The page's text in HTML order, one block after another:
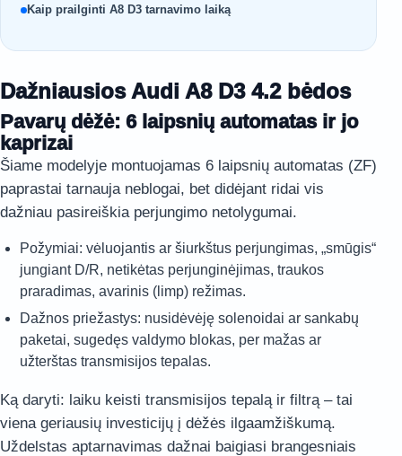
Kaip prailginti A8 D3 tarnavimo laiką
Dažniausios Audi A8 D3 4.2 bėdos
Pavarų dėžė: 6 laipsnių automatas ir jo
kaprizai
Šiame modelyje montuojamas 6 laipsnių automatas (ZF)
paprastai tarnauja neblogai, bet didėjant ridai vis
dažniau pasireiškia perjungimo netolygumai.
Požymiai: vėluojantis ar šiurkštus perjungimas, „smūgis“
jungiant D/R, netikėtas perjunginėjimas, traukos
praradimas, avarinis (limp) režimas.
Dažnos priežastys: nusidėvėję solenoidai ar sankabų
paketai, sugedęs valdymo blokas, per mažas ar
užterštas transmisijos tepalas.
Ką daryti: laiku keisti transmisijos tepalą ir filtrą – tai
viena geriausių investicijų į dėžės ilgaamžiškumą.
Uždelstas aptarnavimas dažnai baigiasi brangesniais